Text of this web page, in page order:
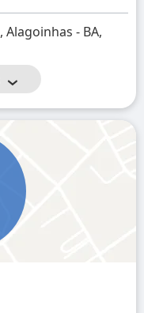
, Alagoinhas - BA,